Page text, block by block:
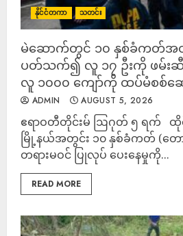
နိုင်ငံတကာ သတင်း
မဲဆောက်တွင် ၁၀ နှစ်ခံကတ်အတု
ပတ်သက်၍ လူ ၁၇ ဦးကို ဖမ်းဆီး
လူ ၁၀၀၀ ကျော်ကို ထပ်မံစစ်ဆ
ADMIN AUGUST 5, 2026
ဧရာဝတီတိုင်းမ် ဩဂုတ် ၅ ရက် ထိုင်
မြို့နယ်အတွင်း ၁၀ နှစ်ခံကတ် (တော
တရားမဝင် ပြုလုပ် ပေးနေမှုကို...
READ MORE